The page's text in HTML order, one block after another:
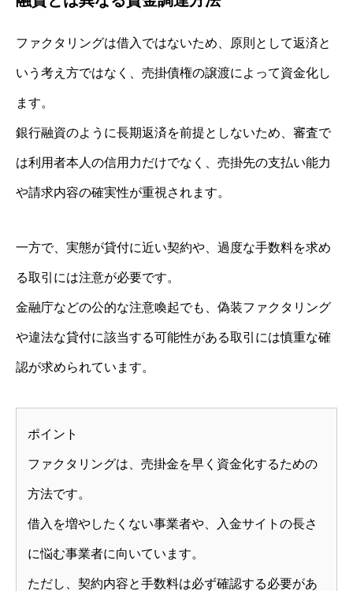
ファクタリングは借入ではないため、原則として返済と
いう考え方ではなく、売掛債権の譲渡によって資金化し
ます。
銀行融資のように長期返済を前提としないため、審査で
は利用者本人の信用力だけでなく、売掛先の支払い能力
や請求内容の確実性が重視されます。
一方で、実態が貸付に近い契約や、過度な手数料を求め
る取引には注意が必要です。
金融庁などの公的な注意喚起でも、偽装ファクタリング
や違法な貸付に該当する可能性がある取引には慎重な確
認が求められています。
ポイント
ファクタリングは、売掛金を早く資金化するための
方法です。
借入を増やしたくない事業者や、入金サイトの長さ
に悩む事業者に向いています。
ただし、契約内容と手数料は必ず確認する必要があ